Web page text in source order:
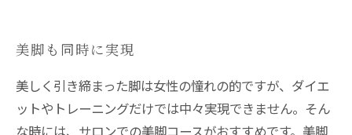
美脚も同時に実現
美しく引き締まった脚は女性の憧れの的ですが、ダイエ
ットやトレーニングだけでは中々実現できません。そん
な時には、サロンでの美脚コースがおすすめです。美脚